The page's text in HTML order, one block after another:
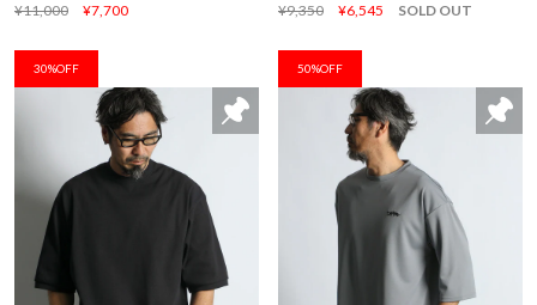
ム】
¥11,000 ¥7,700
限定アイテム】
¥9,350 ¥6,545 SOLD OUT
30%OFF 50%OFF